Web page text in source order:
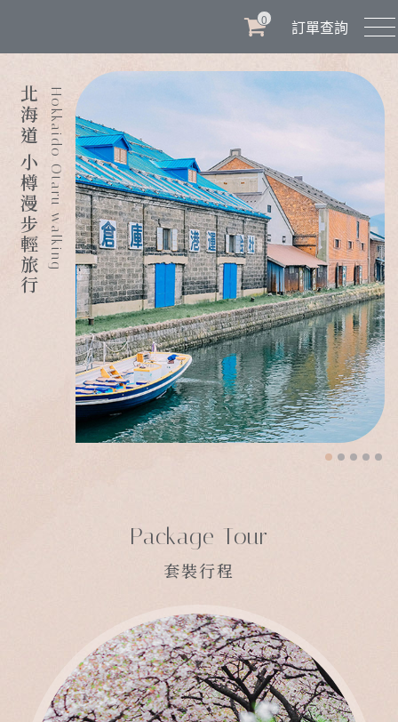
0 訂單查詢
北海道 小樽漫步輕旅行Hokkaido Otaru walking
Package Tour
套裝行程